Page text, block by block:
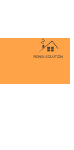
RONIN SOLUTION